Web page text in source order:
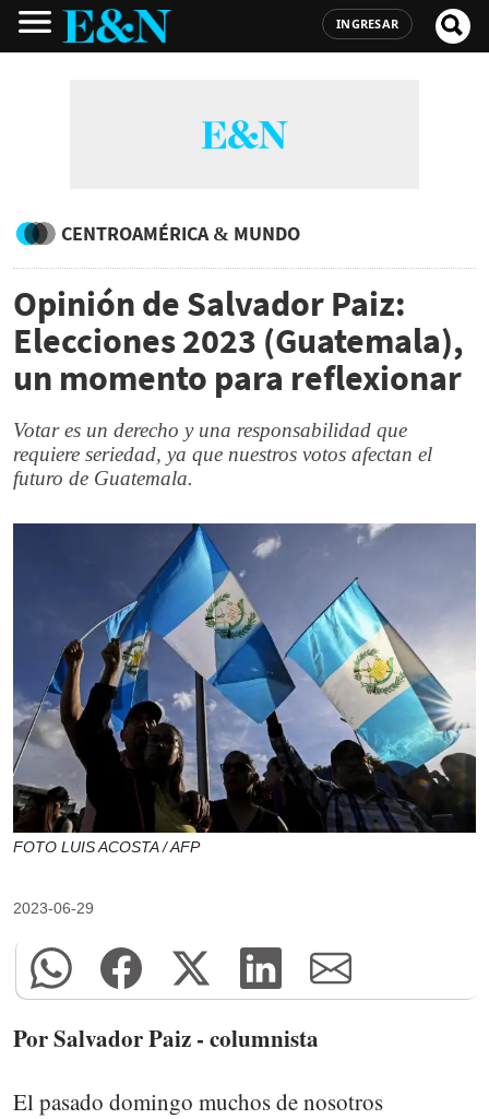
INGRESAR
CENTROAMÉRICA & MUNDO
Opinión de Salvador Paiz:
Elecciones 2023 (Guatemala),
un momento para reflexionar
Votar es un derecho y una responsabilidad que
requiere seriedad, ya que nuestros votos afectan el
futuro de Guatemala.
FOTO LUIS ACOSTA / AFP
2023-06-29
Por Salvador Paiz - columnista
El pasado domingo muchos de nosotros